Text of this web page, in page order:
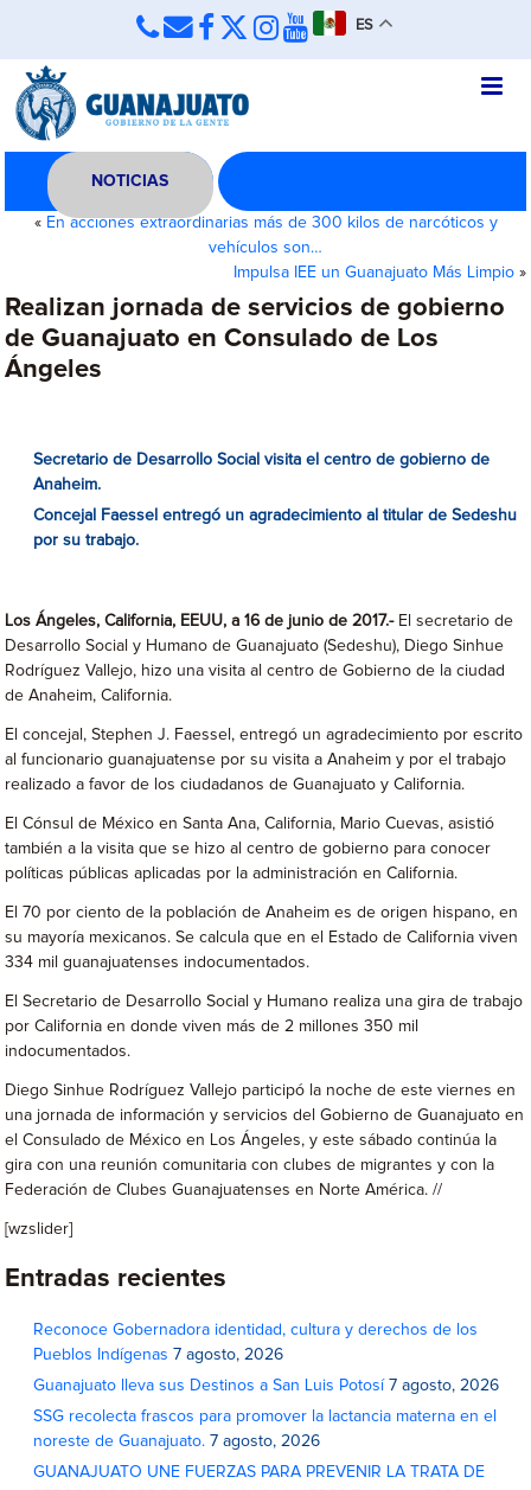
ES
NOTICIAS
« En acciones extraordinarias más de 300 kilos de narcóticos y
vehículos son…
Impulsa IEE un Guanajuato Más Limpio»
Realizan jornada de servicios de gobierno
de Guanajuato en Consulado de Los
Ángeles
Secretario de Desarrollo Social visita el centro de gobierno de
Anaheim.
Concejal Faessel entregó un agradecimiento al titular de Sedeshu
por su trabajo.
Los Ángeles, California, EEUU, a 16 de junio de 2017.- El secretario de
Desarrollo Social y Humano de Guanajuato (Sedeshu), Diego Sinhue
Rodríguez Vallejo, hizo una visita al centro de Gobierno de la ciudad
de Anaheim, California.
El concejal, Stephen J. Faessel, entregó un agradecimiento por escrito
al funcionario guanajuatense por su visita a Anaheim y por el trabajo
realizado a favor de los ciudadanos de Guanajuato y California.
El Cónsul de México en Santa Ana, California, Mario Cuevas, asistió
también a la visita que se hizo al centro de gobierno para conocer
políticas públicas aplicadas por la administración en California.
El 70 por ciento de la población de Anaheim es de origen hispano, en
su mayoría mexicanos. Se calcula que en el Estado de California viven
334 mil guanajuatenses indocumentados.
El Secretario de Desarrollo Social y Humano realiza una gira de trabajo
por California en donde viven más de 2 millones 350 mil
indocumentados.
Diego Sinhue Rodríguez Vallejo participó la noche de este viernes en
una jornada de información y servicios del Gobierno de Guanajuato en
el Consulado de México en Los Ángeles, y este sábado continúa la
gira con una reunión comunitaria con clubes de migrantes y con la
Federación de Clubes Guanajuatenses en Norte América. //
[wzslider]
Entradas recientes
Reconoce Gobernadora identidad, cultura y derechos de los
Pueblos Indígenas 7 agosto, 2026
Guanajuato lleva sus Destinos a San Luis Potosí 7 agosto, 2026
SSG recolecta frascos para promover la lactancia materna en el
noreste de Guanajuato. 7 agosto, 2026
GUANAJUATO UNE FUERZAS PARA PREVENIR LA TRATA DE